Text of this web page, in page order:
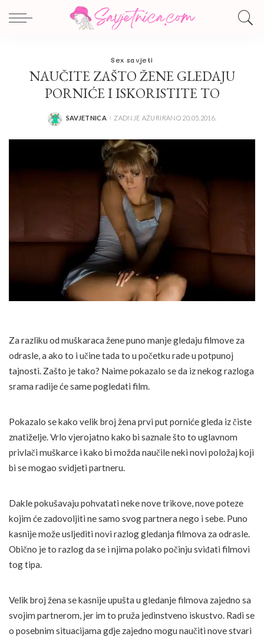
Sex savjeti
NAUČITE ZAŠTO ŽENE GLEDAJU
PORNIĆE I ISKORISTITE TO
POSTED
SAVJETNICA ZADNJE AŽURIRANO 20.05.2016.
Za razliku od muškaraca žene puno manje gledaju filmove za
odrasle, a ako to i učine tada to u početku rade u potpunoj
tajnosti. Zašto je tako? Naime pokazalo se da iz nekog razloga
srama radije će same pogledati film.
Pokazalo se kako velik broj žena prvi put porniće gleda iz čiste
znatiželje. Vrlo vjerojatno kako bi saznale što to uglavnom
privlači muškarce i kako bi možda naučile neki novi položaj koji
bi se mogao svidjeti partneru.
Dakle pokušavaju pohvatati neke nove trikove, nove poteze
kojim će zadovoljiti ne samo svog partnera nego i sebe. Puno
kasnije može usljediti novi razlog gledanja filmova za odrasle.
Obično je to razlog da se i njima polako počinju sviđati filmovi
tog tipa.
Velik broj žena se kasnije upušta u gledanje filmova zajedno sa
svojim partnerom, jer im to pruža jedinstveno iskustvo. Radi se
o posebnim situacijama gdje zajedno mogu naučiti nove stvari